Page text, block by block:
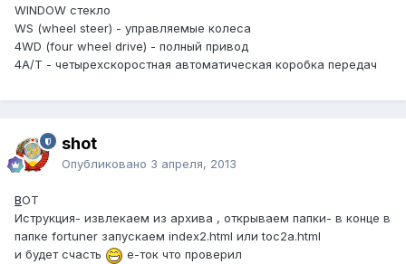
WINDOW стекло
WS (wheel steer) - управляемые колеса
4WD (four wheel drive) - полный привод
4А/Т - четырехскоростная автоматическая коробка передач
shot
Опубликовано 3 апреля, 2013
ВОТ
Иструкция- извлекаем из архива , открываем папки- в конце в
папке fortuner запускаем index2.html или toc2a.html
и будет счасть
е-ток что проверил